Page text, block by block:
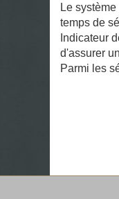
Le
temps de
Indicateur
d'assurer
Parmi les